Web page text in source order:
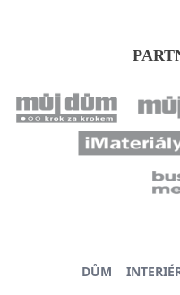
DŮM